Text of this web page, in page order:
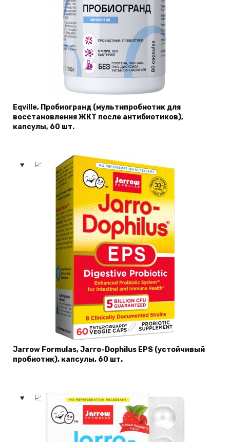
Eqville, Пробиогранд (мультипробиотик для
восстановления ЖКТ после антибиотиков),
капсулы, 60 шт.
Jarrow Formulas, Jarro-Dophilus EPS (устойчивый
пробиотик), капсулы, 60 шт.